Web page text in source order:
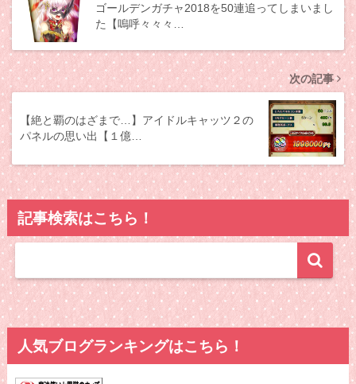
ゴールデンガチャ2018を50連追ってしまいまし
た【嗚呼々々々…
次の記事
【絶と覇のはざまで…】アイドルキャッツ２の
パネルの思い出【１億…
記事検索はこちら！
人気ブログランキングはこちら！